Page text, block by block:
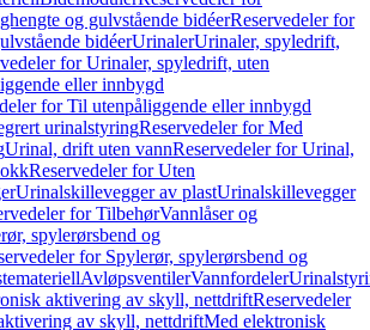
og gulvstående bidéerReservedeler for
bidéerUrinalerUrinaler, spyledrift,
for Urinaler, spyledrift, uten
eller innbygd
for Til utenpåliggende eller innbygd
urinalstyringReservedeler for Med
Urinal, drift uten vannReservedeler for Urinal,
Reservedeler for Uten
Urinalskillevegger av plastUrinalskillevegger
for TilbehørVannlåser og
spylerørsbend og
for Spylerør, spylerørsbend og
AvløpsventilerVannfordeler
aktivering av skyll, nettdriftReservedeler
av skyll, nettdriftMed elektronisk